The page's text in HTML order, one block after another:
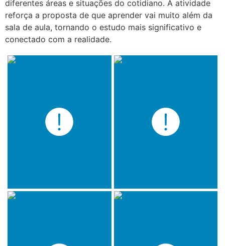
diferentes áreas e situações do cotidiano. A atividade
reforça a proposta de que aprender vai muito além da
sala de aula, tornando o estudo mais significativo e
conectado com a realidade.